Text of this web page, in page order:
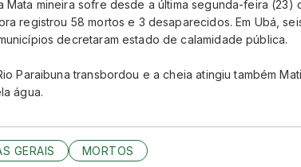
Mata mineira sofre desde a última segunda-feira (23)
registrou 58 mortos e 3 desaparecidos. Em Ubá,
decretaram estado de calamidade pública.
Paraibuna transbordou e a cheia atingiu também
água.
GERAIS MORTOS